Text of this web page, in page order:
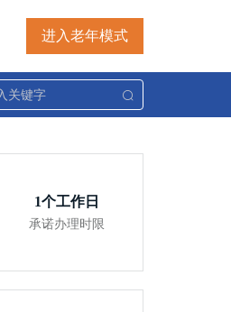
进入老年模式
1个工作日
承诺办理时限